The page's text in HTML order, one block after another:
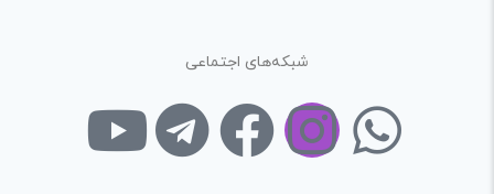
بیانی رسمی و عاری از لحن تند، تمسخرو توهین باشد.
از ارسال لینک‌های سایت‌های دیگر و ارایه‌ی اطلاعات شخصی
خودتان مثل شماره تماس، ایمیل و آی‌دی شبکه‌های اجتماعی
شبکه‌های اجتماعی